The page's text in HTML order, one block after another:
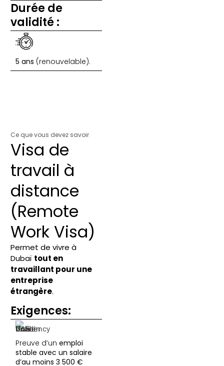
Durée de
validité :
5 ans (renouvelable).
Ce que vous devez savoir
Visa de
travail à
distance
(Remote
Work Visa)
Permet de vivre à
Dubaï tout en
travaillant pour une
entreprise
étrangère.
Exigences:
Preuve d’un emploi
stable avec un salaire
d’au moins 3 500 €